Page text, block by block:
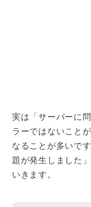
実は「サーバーに
ラーではないこと
なることが多いで
題が発生しました
いきます。